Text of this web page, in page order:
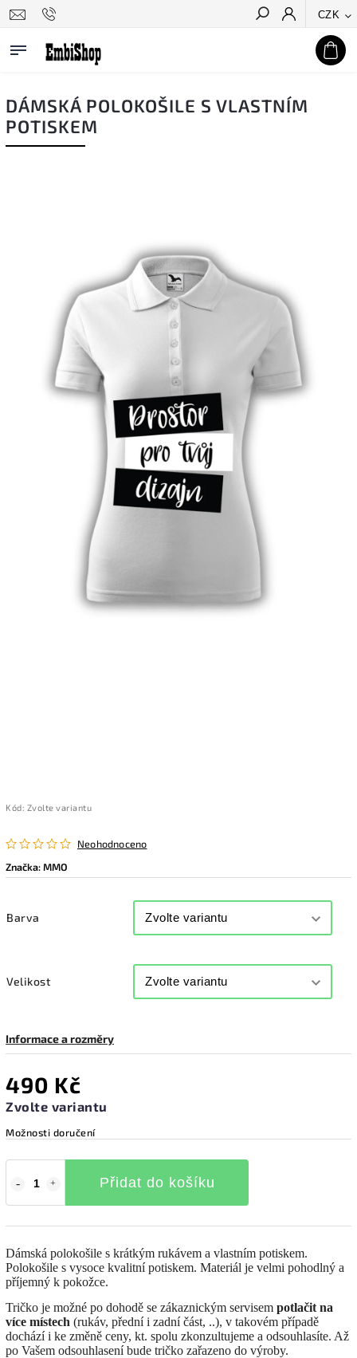
CZK
Hledat
DÁMSKÁ POLOKOŠILE S VLASTNÍM
POTISKEM
Kód: Zvolte variantu
Neohodnoceno
Značka:MMO
Barva
Velikost
Informace a rozměry
490 Kč
Zvolte variantu
Možnosti doručení
Přidat do košíku
Dámská polokošile s krátkým rukávem a vlastním potiskem.
Polokošile s vysoce kvalitní potiskem. Materiál je velmi pohodlný a
příjemný k pokožce.
Tričko je možné po dohodě se zákaznickým servisem potlačit na
více místech (rukáv, přední i zadní část, ..), v takovém případě
dochází i ke změně ceny, kt. spolu zkonzultujeme a odsouhlasíte. Až
po Vašem odsouhlasení bude tričko zařazeno do výroby.